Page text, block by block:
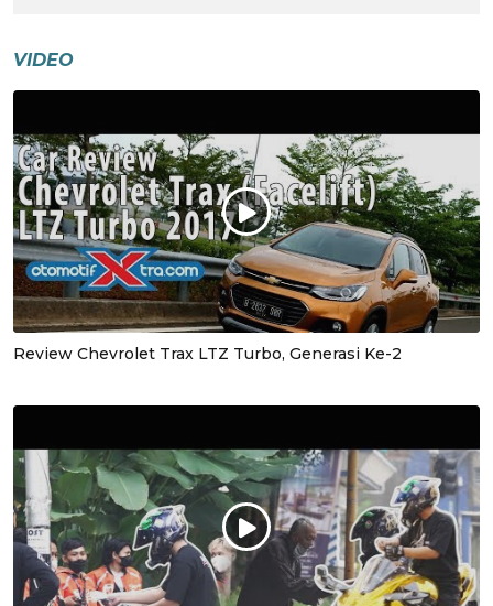
VIDEO
Review Chevrolet Trax LTZ Turbo, Generasi Ke-2